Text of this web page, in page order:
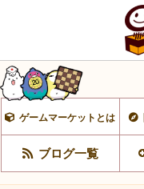
ゲームマーケットとは
ブログ一覧